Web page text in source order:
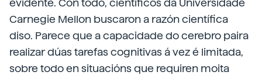
evidente. Con todo, científicos da Universidade
Carnegie Mellon buscaron a razón científica
diso. Parece que a capacidade do cerebro paira
realizar dúas tarefas cognitivas á vez é limitada,
sobre todo en situacións que requiren moita